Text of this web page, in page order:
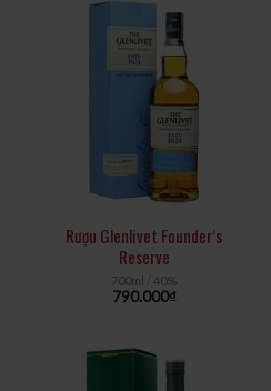
Rượu Glenlivet Founder’s
Reserve
700ml / 40%
790.000₫